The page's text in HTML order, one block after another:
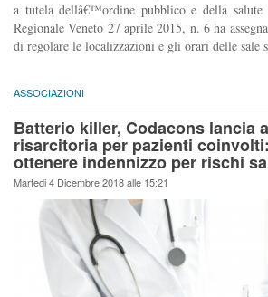
a tutela dellâ€™ordine pubblico e della
Regionale Veneto 27 aprile 2015, n. 6 ha
di regolare le localizzazioni e gli orari delle sale
ASSOCIAZIONI
Batterio killer, Codacons lancia
risarcitoria per pazienti
ottenere indennizzo per rischi
Martedi 4 Dicembre 2018 alle 15:21